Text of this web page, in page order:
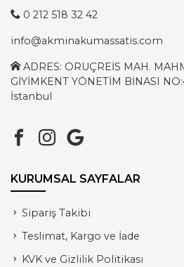
0 212 518 32 42
info@akminakumassatis.com
ADRES: ORUÇREİS MAH.
GİYİMKENT YÖNETİM BİNASI
İstanbul
KURUMSAL SAYFALAR
Sipariş Takibi
Teslimat, Kargo ve İade
KVK ve Gizlilik Politikası